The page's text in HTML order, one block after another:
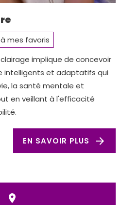
mes favoris
implique de concevoir
intelligents et adaptatifs qui
la santé mentale et
en veillant à l'efficacité
EN SAVOIR PLUS arrow_forward
place